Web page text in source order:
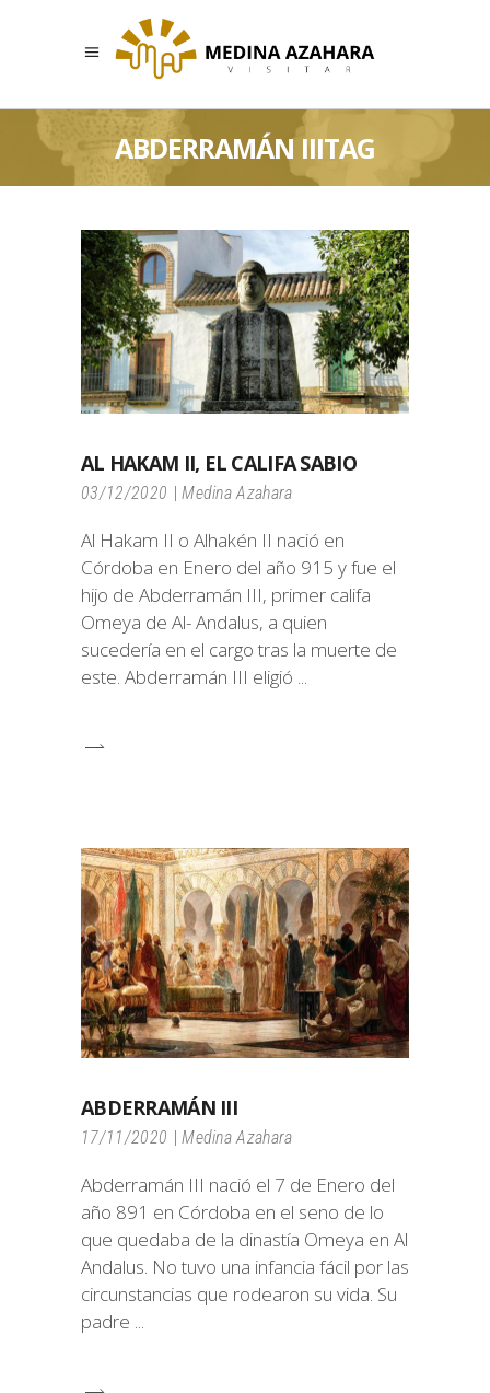
ABDERRAMÁN IIITAG
AL HAKAM II, EL CALIFA SABIO
03/12/2020 Medina Azahara
Al Hakam II o Alhakén II nació en
Córdoba en Enero del año 915 y fue el
hijo de Abderramán III, primer califa
Omeya de Al- Andalus, a quien
sucedería en el cargo tras la muerte de
este. Abderramán III eligió
ABDERRAMÁN III
17/11/2020 Medina Azahara
Abderramán III nació el 7 de Enero del
año 891 en Córdoba en el seno de lo
que quedaba de la dinastía Omeya en Al
Andalus. No tuvo una infancia fácil por las
circunstancias que rodearon su vida. Su
padre